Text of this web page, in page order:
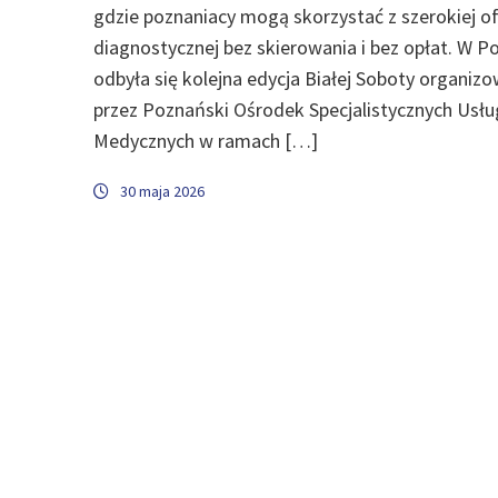
gdzie poznaniacy mogą skorzystać z szerokiej
diagnostycznej bez skierowania i bez opłat. W
odbyła się kolejna edycja Białej Soboty
przez Poznański Ośrodek Specjalistycznych
Medycznych w ramach […]
30 maja 2026